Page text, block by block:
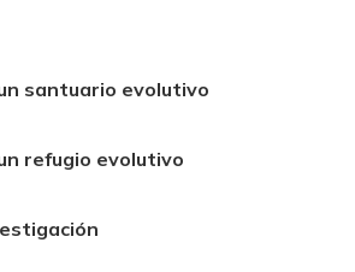
santuario evolutivo
refugio evolutivo